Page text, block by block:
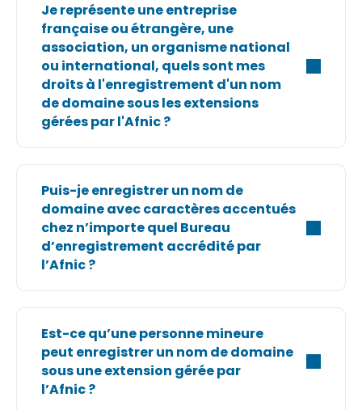
Je représente une entreprise
française ou étrangère, une
association, un organisme national
ou international, quels sont mes
droits à l'enregistrement d'un nom
de domaine sous les extensions
gérées par l'Afnic ?
Puis-je enregistrer un nom de
domaine avec caractères accentués
chez n’importe quel Bureau
d’enregistrement accrédité par
l’Afnic ?
Est-ce qu’une personne mineure
peut enregistrer un nom de domaine
sous une extension gérée par
l’Afnic ?